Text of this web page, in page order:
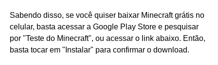
Sabendo disso, se você quiser baixar Minecraft grátis no
celular, basta acessar a Google Play Store e pesquisar
por "Teste do Minecraft", ou acessar o link abaixo. Então,
basta tocar em "Instalar" para confirmar o download.